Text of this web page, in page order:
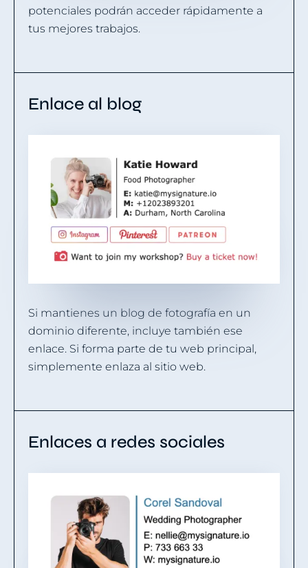
potenciales podrán acceder rápidamente a
tus mejores trabajos.
Enlace al blog
Si mantienes un blog de fotografía en un
dominio diferente, incluye también ese
enlace. Si forma parte de tu web principal,
simplemente enlaza al sitio web.
Enlaces a redes sociales